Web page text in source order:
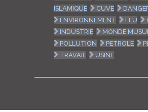
ISLAMIQUE
CUVE
ENVIRONNEMENT
FEU
INDUSTRIE
MONDE
POLLUTION
PETROLE
TRAVAIL
USINE